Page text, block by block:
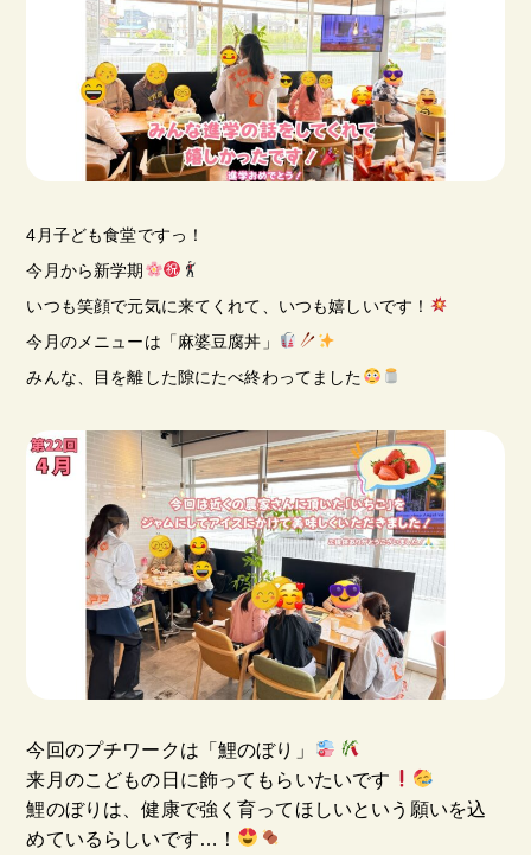
4月子ども食堂ですっ！
今月から新学期
いつも笑顔で元気に来てくれて、いつも嬉しいです！
今月のメニューは「麻婆豆腐丼」
みんな、目を離した隙にたべ終わってました
今回のプチワークは「鯉のぼり」
来月のこどもの日に飾ってもらいたいです
鯉のぼりは、健康で強く育ってほしいという願いを込
めているらしいです…！